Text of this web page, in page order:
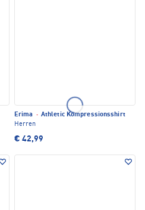
Erima · Athletic Kompressionsshirt
Herren
€ 42,99